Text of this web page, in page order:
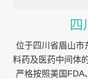
四
位于四川省眉山市
料药及医药中间体
严格按照美国FDA